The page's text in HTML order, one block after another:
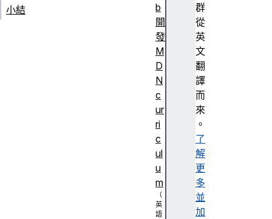
群
從
英
文
翻
譯
而
來
。
了
解
更
多
並
加
小結
b
開
發
M
D
N
c
ur
ri
c
ul
u
m